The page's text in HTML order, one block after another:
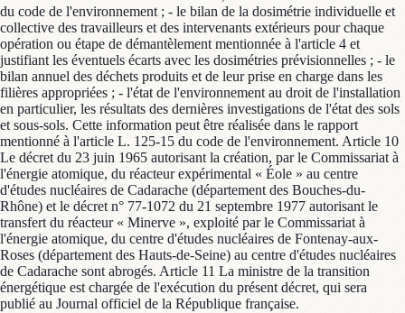
du code de l'environnement ; - le bilan de la dosimétrie individuelle et
collective des travailleurs et des intervenants extérieurs pour chaque
opération ou étape de démantèlement mentionnée à l'article 4 et
justifiant les éventuels écarts avec les dosimétries prévisionnelles ; - le
bilan annuel des déchets produits et de leur prise en charge dans les
filières appropriées ; - l'état de l'environnement au droit de l'installation
en particulier, les résultats des dernières investigations de l'état des sols
et sous-sols. Cette information peut être réalisée dans le rapport
mentionné à l'article L. 125-15 du code de l'environnement. Article 10
Le décret du 23 juin 1965 autorisant la création, par le Commissariat à
l'énergie atomique, du réacteur expérimental « Éole » au centre
d'études nucléaires de Cadarache (département des Bouches-du-
Rhône) et le décret n° 77-1072 du 21 septembre 1977 autorisant le
transfert du réacteur « Minerve », exploité par le Commissariat à
l'énergie atomique, du centre d'études nucléaires de Fontenay-aux-
Roses (département des Hauts-de-Seine) au centre d'études nucléaires
de Cadarache sont abrogés. Article 11 La ministre de la transition
énergétique est chargée de l'exécution du présent décret, qui sera
publié au Journal officiel de la République française.